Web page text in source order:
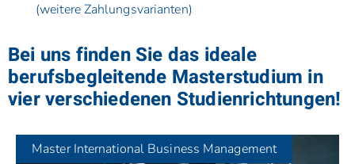
(weitere Zahlungsvarianten)
Bei uns finden Sie das ideale
berufsbegleitende Masterstudium in
vier verschiedenen Studienrichtungen!
MasterInternational Business Management